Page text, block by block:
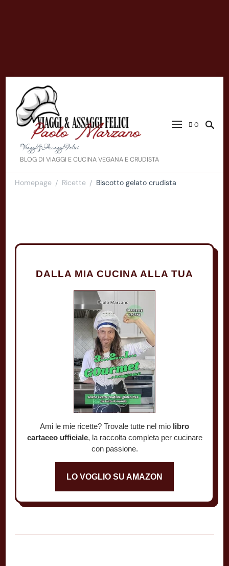
Viaggi&AssaggiFelici
BLOG DI VIAGGI E CUCINA VEGANA E CRUDISTA
0
Homepage / Ricette / Biscotto gelato crudista
DALLA MIA CUCINA ALLA TUA
Ami le mie ricette? Trovale tutte nel mio libro
cartaceo ufficiale, la raccolta completa per cucinare
con passione.
LO VOGLIO SU AMAZON